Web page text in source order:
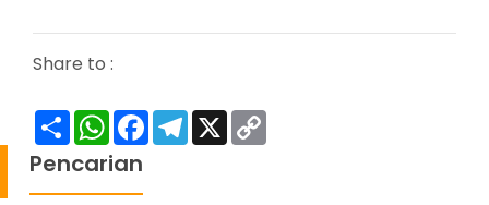
Share to :
ShareWhatsApp
Facebook
Telegram
X
Pencarian